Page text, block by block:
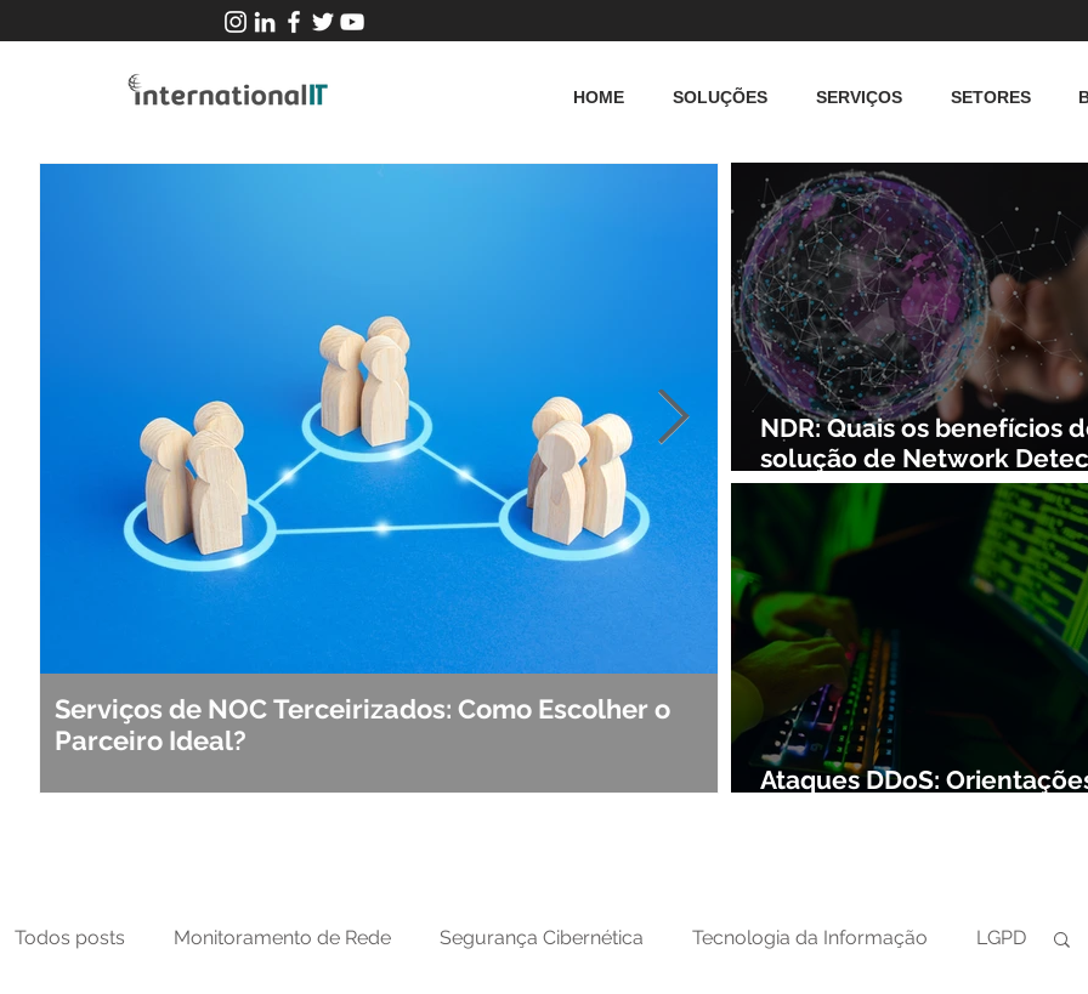
HOME SOLUÇÕES SERVIÇOS SETORES
NDR: Quais os benefícios
solução de Network
and Response?
Ataques DDoS:
Serviços de NOC Terceirizados: Como Escolher o
Parceiro Ideal?
Observabilidade e NOC:
Segurança de Redes
Todos posts Monitoramento de Rede Segurança Cibernética Tecnologia da Informação LGPD